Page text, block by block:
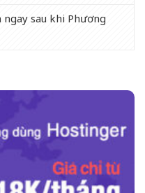
ngay sau khi Phương